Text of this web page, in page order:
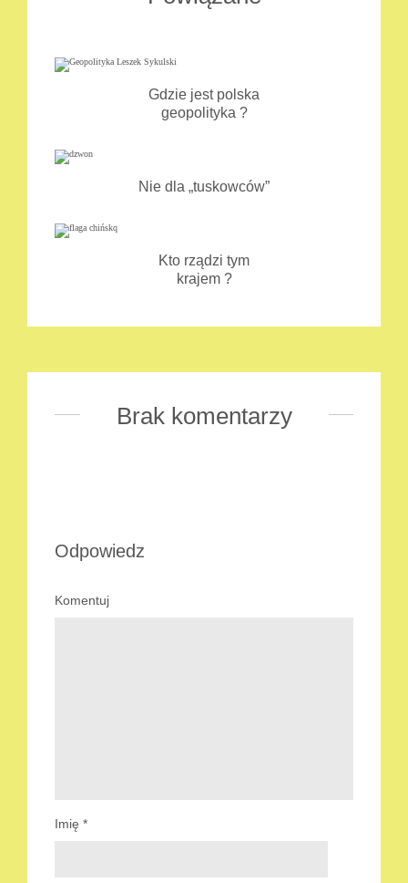
Gdzie jest polska
geopolityka ?
Nie dla „tuskowców”
Kto rządzi tym
krajem ?
Brak komentarzy
Odpowiedz
Komentuj
Imię *